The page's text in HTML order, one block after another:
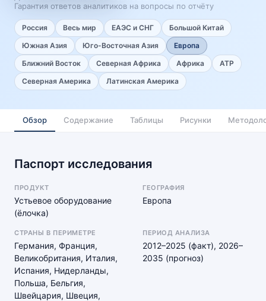
Гарантия ответов аналитиков на вопросы по отчёту
Россия Весь мир ЕАЭС и СНГ
Большой Китай
Южная Азия
Юго-Восточная Азия
Европа
Ближний Восток
Северная Африка Африка
АТР
Северная Америка
Латинская Америка
Обзор Содержание Таблицы Рисунки
Паспорт исследования
ПРОДУКТ
Устьевое оборудование
(ёлочка)
ГЕОГРАФИЯ
Европа
СТРАНЫ В ПЕРИМЕТРЕ
Германия, Франция,
Великобритания, Италия,
Испания, Нидерланды,
Польша, Бельгия,
Швейцария, Швеция,
ПЕРИОД АНАЛИЗА
2012–2025 (факт), 2026–
2035 (прогноз)